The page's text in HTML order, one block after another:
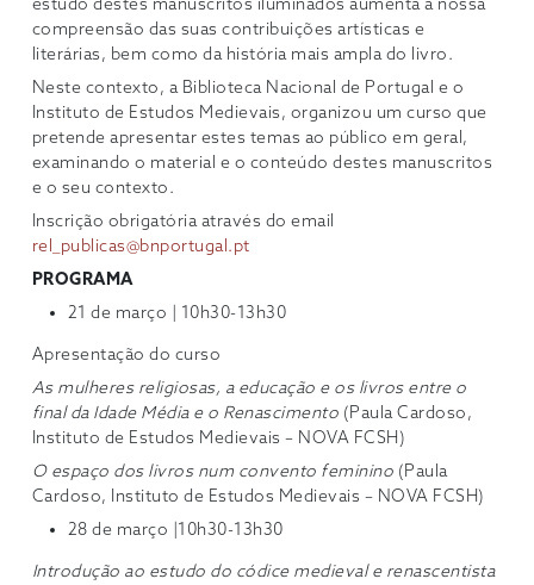
estudo destes manuscritos iluminados aumenta a nossa
compreensão das suas contribuições artísticas e
literárias, bem como da história mais ampla do livro.
Neste contexto, a Biblioteca Nacional de Portugal e o
Instituto de Estudos Medievais, organizou um curso que
pretende apresentar estes temas ao público em geral,
examinando o material e o conteúdo destes manuscritos
e o seu contexto.
Inscrição obrigatória através do email
rel_publicas@bnportugal.pt
PROGRAMA
21 de março | 10h30-13h30
Apresentação do curso
As mulheres religiosas, a educação e os livros entre o
final da Idade Média e o Renascimento (Paula Cardoso,
Instituto de Estudos Medievais – NOVA FCSH)
O espaço dos livros num convento feminino (Paula
Cardoso, Instituto de Estudos Medievais – NOVA FCSH)
28 de março |10h30-13h30
Introdução ao estudo do códice medieval e renascentista